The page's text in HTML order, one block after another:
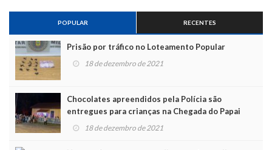
POPULAR RECENTES
Prisão por tráfico no Loteamento Popular
18 de dezembro de 2021
Chocolates apreendidos pela Polícia são
entregues para crianças na Chegada do Papai
Noel 18 de dezembro de 2021